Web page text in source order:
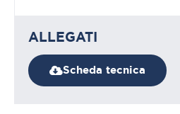
ALLEGATI
Scheda tecnica